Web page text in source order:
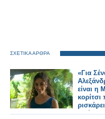
ΣΧΕΤΙΚΑ ΑΡΘΡΑ
«Για
είναι η
τα